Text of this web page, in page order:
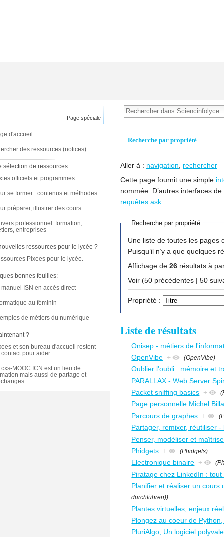
Recherche par propriété
Aller à : navigation
rechercher
Cette page fournit une simple
nommée. D’autres interfaces
requêtes ask
Recherche par propriété
Une liste de toutes les pages
Puisqu’il n’y a que quelques
Affichage de 26 résultats à
Voir (50
Propriété :
Liste de résultats
Onisep - métiers de
OpenVibe + (OpenVibe)
Oublier l'oubli : mémoire et
PARALLAX - Web Server
Packet sniffing basics +
Page personnelle Michel
Parcours de graphes +
Partager, remixer, réutiliser
Penser, modéliser et
Phidgets + (Phidgets)
Electronique binaire +
Piratage chez LinkedIn :
Planifier et réaliser un cours
durchführen))
Plantes virtuelles, enjeux
Plongez au coeur de
PluriAlgo, Un logiciel
Page spéciale
d'accueil
des ressources (notices)
sélection de ressources:
officiels et programmes
se former : contenus et méthodes
préparer, illustrer des cours
professionnel: formation,
entreprises
ressources pour le lycée ?
Pixees pour le lycée.
bonnes feuilles:
manuel ISN en accès direct
au féminin
de métiers du numérique
?
et son bureau d'accueil restent
contact pour aider
cxs-MOOC ICN est un lieu de
mais aussi de partage et